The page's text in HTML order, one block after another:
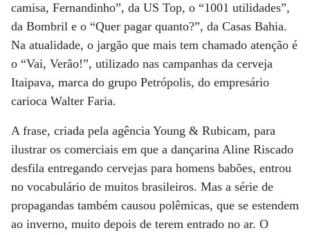
camisa, Fernandinho”, da US Top, o “1001 utilidades”,
da Bombril e o “Quer pagar quanto?”, da Casas Bahia.
Na atualidade, o jargão que mais tem chamado atenção é
o “Vai, Verão!”, utilizado nas campanhas da cerveja
Itaipava, marca do grupo Petrópolis, do empresário
carioca Walter Faria.
A frase, criada pela agência Young & Rubicam, para
ilustrar os comerciais em que a dançarina Aline Riscado
desfila entregando cervejas para homens babões, entrou
no vocabulário de muitos brasileiros. Mas a série de
propagandas também causou polêmicas, que se estendem
ao inverno, muito depois de terem entrado no ar. O